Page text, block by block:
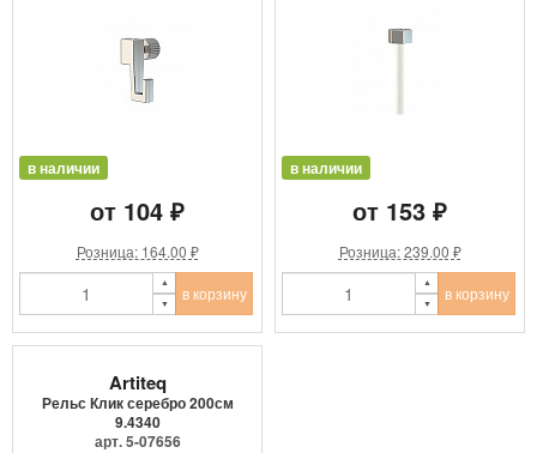
в наличии
от 104 ₽
Розница: 164.00 ₽
в корзину
в наличии
от 153 ₽
Розница: 239.00 ₽
в корзину
Artiteq
Рельс Клик серебро 200см
9.4340
арт. 5-07656